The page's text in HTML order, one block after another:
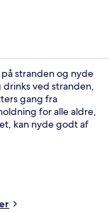
på stranden og nyde
ved stranden,
gang fra
for alle aldre,
kan nyde godt af
og er åben til
poolen, en